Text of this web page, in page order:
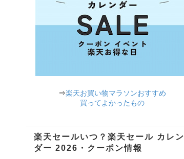
⇒楽天お買い物マラソンおすすめ
買ってよかったもの
楽天セールいつ？楽天セール カレン
ダー 2026・クーポン情報